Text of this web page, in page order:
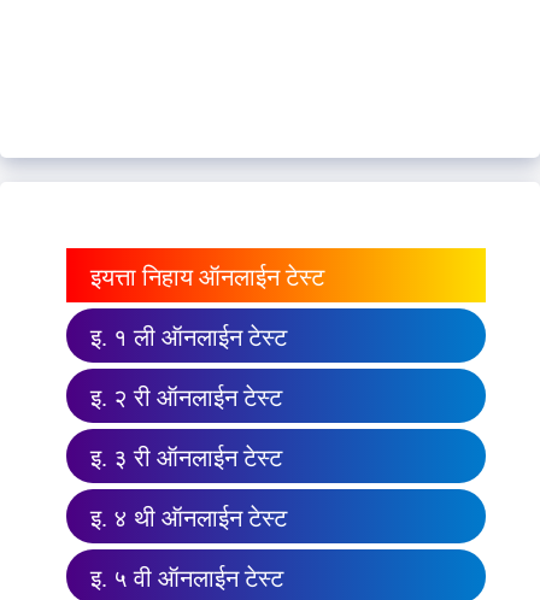
इयत्ता निहाय ऑनलाईन टेस्ट
इ. १ ली ऑनलाईन टेस्ट
इ. २ री ऑनलाईन टेस्ट
इ. ३ री ऑनलाईन टेस्ट
इ. ४ थी ऑनलाईन टेस्ट
इ. ५ वी ऑनलाईन टेस्ट